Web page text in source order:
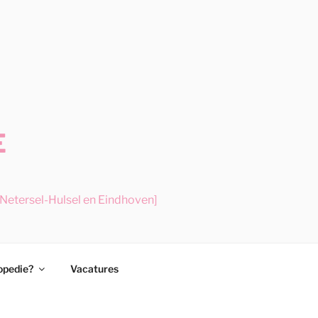
Hulsel en Eindhoven]
Vacatures